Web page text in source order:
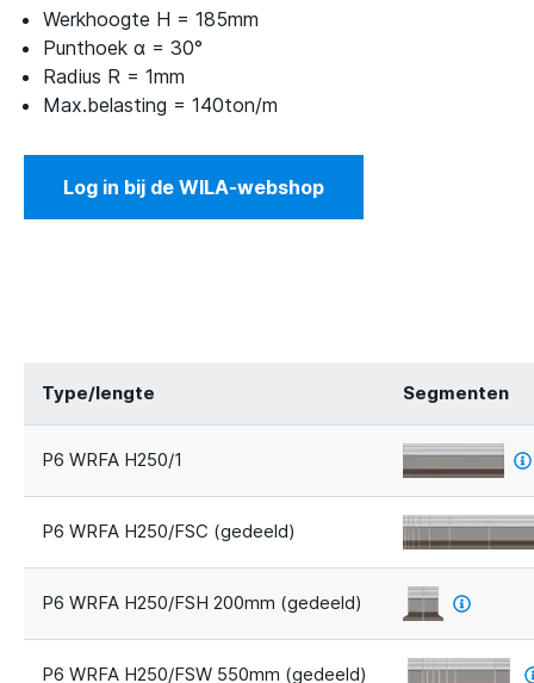
Werkhoogte H = 185mm
Punthoek α = 30°
Radius R = 1mm
Max.belasting = 140ton/m
Log in bij de WILA-webshop
Type/lengte Segmenten
P6 WRFA H250/1
P6 WRFA H250/FSC (gedeeld)
P6 WRFA H250/FSH 200mm (gedeeld)
P6 WRFA H250/FSW 550mm (gedeeld)